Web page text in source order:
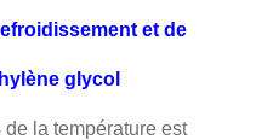
et de
glycol
la température est